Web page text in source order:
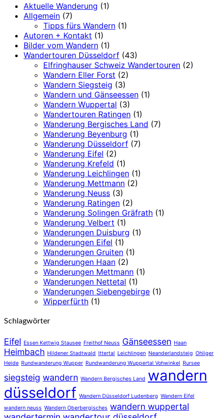
Aktuelle Wanderung (1)
Allgemein (7)
Tipps fürs Wandern (1)
Autoren + Kontakt (1)
Bilder vom Wandern (1)
Wandertouren Düsseldorf (43)
Elfringhauser Schweiz Wandertouren (2)
Wandern Eller Forst (2)
Wandern Siegsteig (3)
Wandern und Gänseessen (1)
Wandern Wuppertal (3)
Wandertouren Ratingen (1)
Wanderung Bergisches Land (7)
Wanderung Beyenburg (1)
Wanderung Düsseldorf (7)
Wanderung Eifel (2)
Wanderung Krefeld (1)
Wanderung Leichlingen (1)
Wanderung Mettmann (2)
Wanderung Neuss (3)
Wanderung Ratingen (2)
Wanderung Solingen Gräfrath (1)
Wanderung Velbert (1)
Wanderungen Duisburg (1)
Wanderungen Eifel (1)
Wanderungen Gruiten (1)
Wanderungen Haan (2)
Wanderungen Mettmann (1)
Wanderungen Nettetal (1)
Wanderungen Siebengebirge (1)
Wipperfürth (1)
Schlagwörter
Eifel Essen Kettwig Stausee Freithof Neuss Gänseessen Haan
Heimbach Hildener Stadtwald Ittertal Leichlingen Neanderlandsteig Ohliger
Heide Rundwanderung Wupper Rundwanderung Wuppertal Vohwinkel Rursee
siegsteig wandern Wandern Bergisches Land wandern
düsseldorf Wandern Düsseldorf Ludenberg Wandern Eifel
wandern neuss Wandern Oberbergisches wandern wuppertal